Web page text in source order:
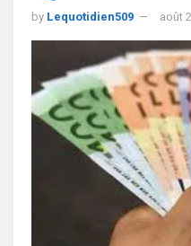
by Lequotidien509 août